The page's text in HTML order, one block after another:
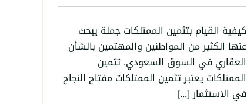
كيفية القيام بتثمين الممتلكات جملة يبحث
عنها الكثير من المواطنين والمهتمين بالشأن
العقاري في السوق السعودي. تثمين
الممتلكات يعتبر تثمين الممتلكات مفتاح النجاح
في الاستثمار [...]